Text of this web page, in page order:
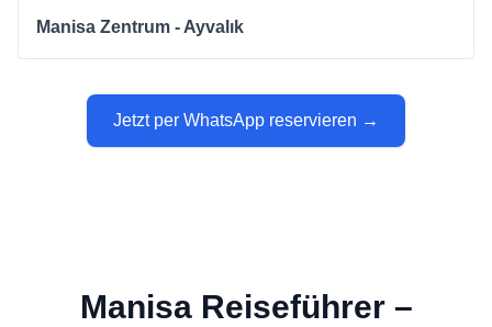
Manisa Zentrum - Ayvalık
Jetzt per WhatsApp reservieren →
Manisa Reiseführer –